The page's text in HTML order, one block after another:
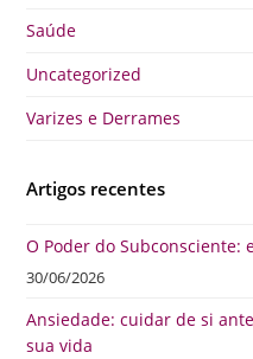
Saúde
Uncategorized
Varizes e Derrames
Artigos recentes
O Poder do Subconsciente:
30/06/2026
Ansiedade: cuidar de si
sua vida